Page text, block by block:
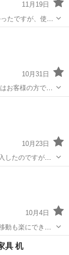
11月19日
たですが、使う
10月31日
お客様の方でご
10月23日
したのですが、
ピレン 【サイ
10月4日
も楽にできま
す。 まとめてお
い。
スク
具 机